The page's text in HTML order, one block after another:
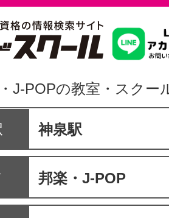
習いたいこ
スクールを
駅・路線か
J-POPの教室・スクー
神泉駅
邦楽・J-POP